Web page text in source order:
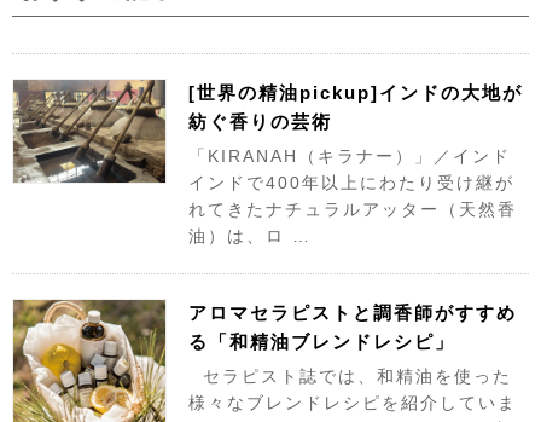
[世界の精油pickup]インドの大地が
紡ぐ香りの芸術
「KIRANAH（キラナー）」／インド
インドで400年以上にわたり受け継が
れてきたナチュラルアッター（天然香
油）は、ロ …
アロマセラピストと調香師がすすめ
る「和精油ブレンドレシピ」
セラピスト誌では、和精油を使った
様々なブレンドレシピを紹介していま